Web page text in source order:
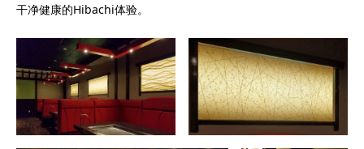
干净健康的Hibachi体验。